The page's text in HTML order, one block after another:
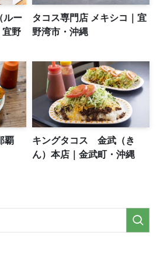
ルー
宜野
タコス専門店 メキシコ｜宜
野湾市・沖縄
覇
キングタコス 金武（き
ん）本店｜金武町・沖縄